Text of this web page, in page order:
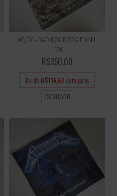
AC/DC - BAD BOY BOOGIE VINIL
1991
R$350,00
3 x de R$116,67 sem juros
ESGOTADO